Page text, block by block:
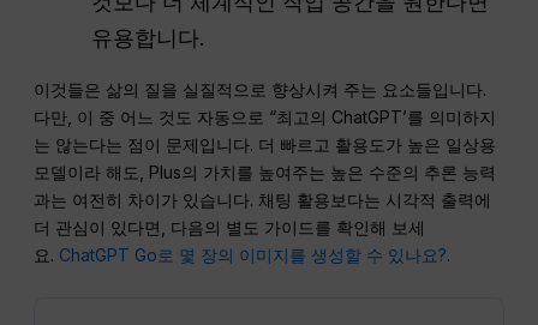
유용합니다.
이것들은 삶의 질을 실질적으로 향상시켜 주는 요소들입니다.
다만, 이 중 어느 것도 자동으로 “최고의 ChatGPT’를 의미하지
는 않는다는 점이 문제입니다. 더 빠르고 활용도가 높은 일상용
모델이라 해도, Plus의 가치를 높여주는 높은 수준의 추론 능력
과는 여전히 차이가 있습니다. 채팅 활용보다는 시각적 출력에
더 관심이 있다면, 다음의 별도 가이드를 확인해 보세
요. ChatGPT Go로 몇 장의 이미지를 생성할 수 있나요?.